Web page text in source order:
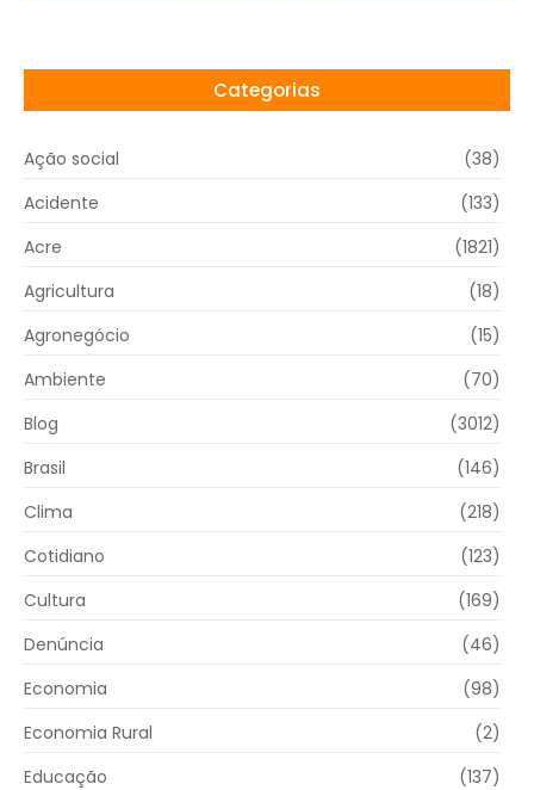
Categorias
Ação social
(38)
Acidente
(133)
Acre
(1821)
Agricultura
(18)
Agronegócio
(15)
Ambiente
(70)
Blog
(3012)
Brasil
(146)
Clima
(218)
Cotidiano
(123)
Cultura
(169)
Denúncia
(46)
Economia
(98)
Economia Rural
(2)
Educação
(137)